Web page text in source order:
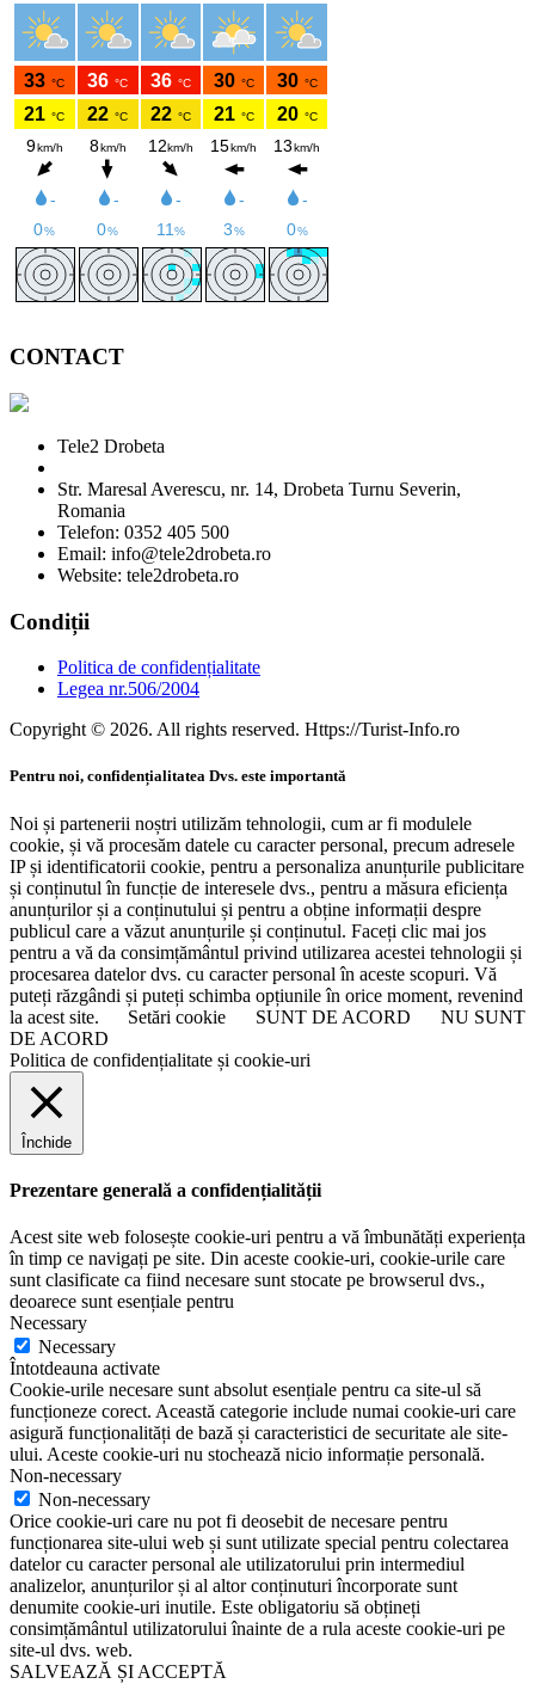
CONTACT
Tele2 Drobeta
Str. Maresal Averescu, nr. 14, Drobeta Turnu Severin,
Romania
Telefon: 0352 405 500
Email: info@tele2drobeta.ro
Website: tele2drobeta.ro
Condiții
Politica de confidențialitate
Legea nr.506/2004
Copyright © 2026. All rights reserved. Https://Turist-Info.ro
Pentru noi, confidențialitatea Dvs. este importantă
Noi și partenerii noștri utilizăm tehnologii, cum ar fi modulele
cookie, și vă procesăm datele cu caracter personal, precum adresele
IP și identificatorii cookie, pentru a personaliza anunțurile publicitare
și conținutul în funcție de interesele dvs., pentru a măsura eficiența
anunțurilor și a conținutului și pentru a obține informații despre
publicul care a văzut anunțurile și conținutul. Faceți clic mai jos
pentru a vă da consimțământul privind utilizarea acestei tehnologii și
procesarea datelor dvs. cu caracter personal în aceste scopuri. Vă
puteți răzgândi și puteți schimba opțiunile în orice moment, revenind
la acest site.
Setări cookie SUNT DE ACORD
NU SUNT
DE ACORD
Politica de confidențialitate și cookie-uri
Închide
Prezentare generală a confidențialității
Acest site web folosește cookie-uri pentru a vă îmbunătăți experiența
în timp ce navigați pe site. Din aceste cookie-uri, cookie-urile care
sunt clasificate ca fiind necesare sunt stocate pe browserul dvs.,
deoarece sunt esențiale pentru
Necessary
Necessary
Întotdeauna activate
Cookie-urile necesare sunt absolut esențiale pentru ca site-ul să
funcționeze corect. Această categorie include numai cookie-uri care
asigură funcționalități de bază și caracteristici de securitate ale site-
ului. Aceste cookie-uri nu stochează nicio informație personală.
Non-necessary
Non-necessary
Orice cookie-uri care nu pot fi deosebit de necesare pentru
funcționarea site-ului web și sunt utilizate special pentru colectarea
datelor cu caracter personal ale utilizatorului prin intermediul
analizelor, anunțurilor și al altor conținuturi încorporate sunt
denumite cookie-uri inutile. Este obligatoriu să obțineți
consimțământul utilizatorului înainte de a rula aceste cookie-uri pe
site-ul dvs. web.
SALVEAZĂ ȘI ACCEPTĂ